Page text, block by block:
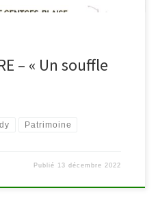
– « Un souffle
Patrimoine
Publié 13 décembre 2022